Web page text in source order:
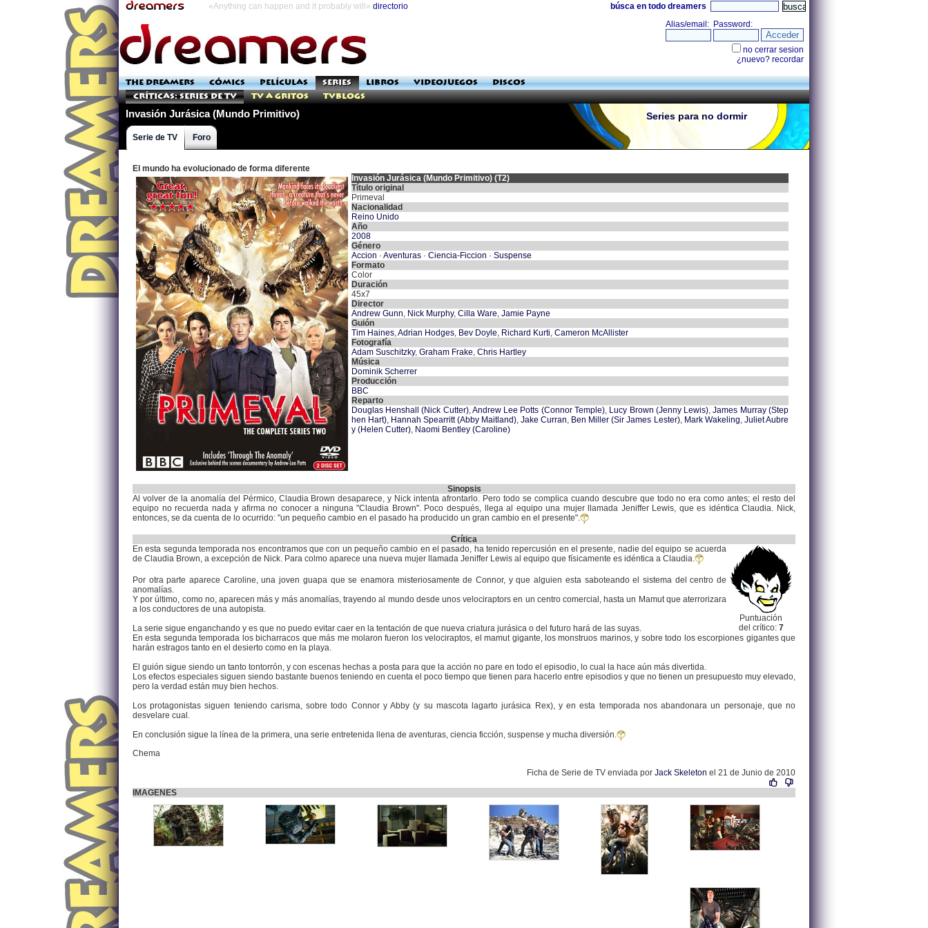
«Anything can happen and it probably will» directorio búsca en todo dreamers
THE DREAMERS CÓMICS PELÍCULAS SERIES LIBROS VIDEOJUEGOS
DISCOS
Críticas: Series de TV
TV a Gritos TVblogs
Invasión Jurásica (Mundo Primitivo) Series para no dormir
Serie de TV Foro
El mundo ha evolucionado de forma diferente
Invasión Jurásica (Mundo Primitivo) (T2)
Título original
Primeval
Nacionalidad
Reino Unido
Año
2008
Género
Accion · Aventuras· Ciencia-Ficcion · Suspense
Formato
Color
Duración
45x7
Director
Andrew Gunn, Nick Murphy, Cilla Ware, Jamie Payne
Guión
Tim Haines,Adrian Hodges, Bev Doyle, Richard Kurti, Cameron McAllister
Fotografía
Adam Suschitzky, Graham Frake, Chris Hartley
Música
Dominik Scherrer
Producción
BBC
Reparto
Douglas Henshall (Nick Cutter),Andrew Lee Potts (Connor Temple), Lucy Brown (Jenny Lewis),James Murray (Step
hen Hart), Hannah Spearritt (Abby Maitland),Jake Curran, Ben Miller (Sir James Lester), Mark Wakeling, Juliet Aubre
y (Helen Cutter), Naomi Bentley (Caroline)
Sinopsis
Al volver de la anomalía del Pérmico, Claudia Brown desaparece, y Nick intenta afrontarlo. Pero todo se complica cuando descubre que todo no era como antes; el resto del
equipo no recuerda nada y afirma no conocer a ninguna "Claudia Brown". Poco después, llega al equipo una mujer llamada Jeniffer Lewis, que es idéntica Claudia. Nick,
entonces, se da cuenta de lo ocurrido: "un pequeño cambio en el pasado ha producido un gran cambio en el presente".
Crítica
Puntuación
del crítico: 7
En esta segunda temporada nos encontramos que con un pequeño cambio en el pasado, ha tenido repercusión en el presente, nadie del equipo se acuerda
de Claudia Brown, a excepción de Nick. Para colmo aparece una nueva mujer llamada Jeniffer Lewis al equipo que físicamente es idéntica a Claudia.
Por otra parte aparece Caroline, una joven guapa que se enamora misteriosamente de Connor, y que alguien esta saboteando el sistema del centro de
anomalías.
Y por último, como no, aparecen más y más anomalías, trayendo al mundo desde unos velociraptors en un centro comercial, hasta un Mamut que aterrorizara
a los conductores de una autopista.
La serie sigue enganchando y es que no puedo evitar caer en la tentación de que nueva criatura jurásica o del futuro hará de las suyas.
En esta segunda temporada los bicharracos que más me molaron fueron los velociraptos, el mamut gigante, los monstruos marinos, y sobre todo los escorpiones gigantes que
harán estragos tanto en el desierto como en la playa.
El guión sigue siendo un tanto tontorrón, y con escenas hechas a posta para que la acción no pare en todo el episodio, lo cual la hace aún más divertida.
Los efectos especiales siguen siendo bastante buenos teniendo en cuenta el poco tiempo que tienen para hacerlo entre episodios y que no tienen un presupuesto muy elevado,
pero la verdad están muy bien hechos.
Los protagonistas siguen teniendo carisma, sobre todo Connor y Abby (y su mascota lagarto jurásica Rex), y en esta temporada nos abandonara un personaje, que no
desvelare cual.
En conclusión sigue la línea de la primera, una serie entretenida llena de aventuras, ciencia ficción, suspense y mucha diversión.
Chema
Ficha de Serie de TV enviada por Jack Skeleton el 21 de Junio de 2010
IMAGENES